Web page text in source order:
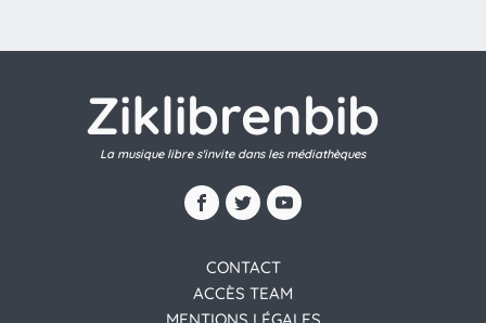
Ziklibrenbib
La musique libre s'invite dans les médiathèques
CONTACT
ACCÈS TEAM